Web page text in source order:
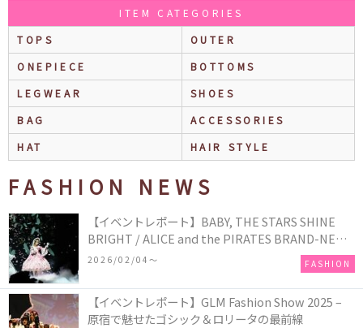
ITEM CATEGORIES
TOPS
OUTER
ONEPIECE
BOTTOMS
LEGWEAR
SHOES
BAG
ACCESSORIES
HAT
HAIR STYLE
FASHION NEWS
【イベントレポート】BABY, THE STARS SHINE
BRIGHT / ALICE and the PIRATES BRAND-NEW
COLLECTION in TOKYO
2026/02/04〜 FASHION
【イベントレポート】GLM Fashion Show 2025 –
原宿で魅せたゴシック＆ロリータの最前線